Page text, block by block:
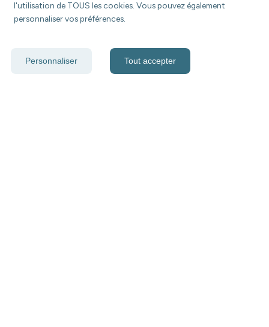
l'utilisation de TOUS les cookies. Vous pouvez également
personnaliser vos préférences.
Personnaliser Tout accepter